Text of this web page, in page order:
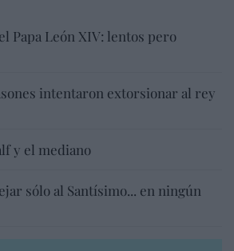
Papa León XIV: lentos pero
intentaron extorsionar al rey
y el mediano
sólo al Santísimo... en ningún